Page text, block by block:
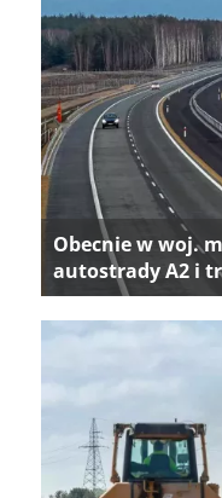
Obecnie w woj.
autostrady A2 i